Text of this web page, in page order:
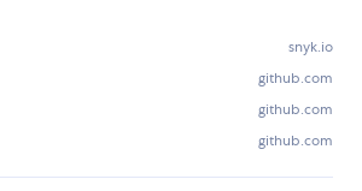
snyk.io
github.com
github.com
github.com